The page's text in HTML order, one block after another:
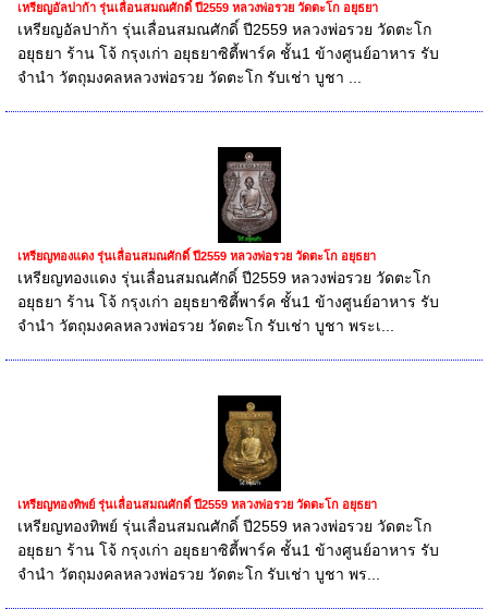
เหรียญอัลปาก้า รุ่นเลื่อนสมณศักดิ์ ปี2559 หลวงพ่อรวย วัดตะโก อยุธยา
เหรียญอัลปาก้า รุ่นเลื่อนสมณศักดิ์ ปี2559 หลวงพ่อรวย วัดตะโก
อยุธยา ร้าน โจ้ กรุงเก่า อยุธยาซิตี้พาร์ค ชั้น1 ข้างศูนย์อาหาร รับ
จำนำ วัตถุมงคลหลวงพ่อรวย วัดตะโก รับเช่า บูชา ...
เหรียญทองแดง รุ่นเลื่อนสมณศักดิ์ ปี2559 หลวงพ่อรวย วัดตะโก อยุธยา
เหรียญทองแดง รุ่นเลื่อนสมณศักดิ์ ปี2559 หลวงพ่อรวย วัดตะโก
อยุธยา ร้าน โจ้ กรุงเก่า อยุธยาซิตี้พาร์ค ชั้น1 ข้างศูนย์อาหาร รับ
จำนำ วัตถุมงคลหลวงพ่อรวย วัดตะโก รับเช่า บูชา พระเ...
เหรียญทองทิพย์ รุ่นเลื่อนสมณศักดิ์ ปี2559 หลวงพ่อรวย วัดตะโก อยุธยา
เหรียญทองทิพย์ รุ่นเลื่อนสมณศักดิ์ ปี2559 หลวงพ่อรวย วัดตะโก
อยุธยา ร้าน โจ้ กรุงเก่า อยุธยาซิตี้พาร์ค ชั้น1 ข้างศูนย์อาหาร รับ
จำนำ วัตถุมงคลหลวงพ่อรวย วัดตะโก รับเช่า บูชา พร...